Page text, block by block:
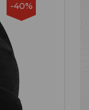
-40%